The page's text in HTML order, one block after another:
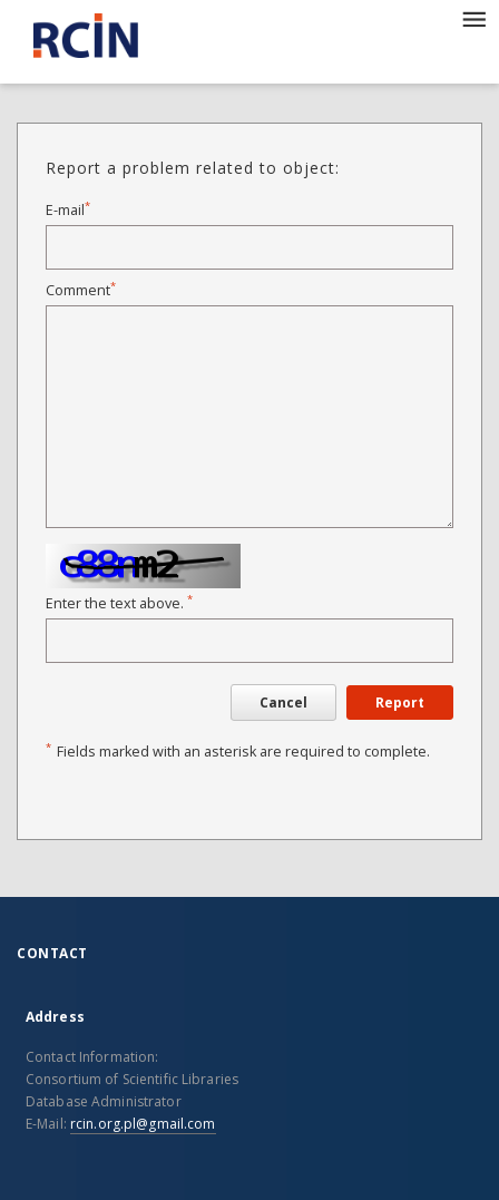
Report a problem related to object:
E-mail*
Comment*
Enter the text above. *
Cancel Report
* Fields marked with an asterisk are required to complete.
CONTACT
Address
Contact Information:
Consortium of Scientific Libraries
Database Administrator
E-Mail: rcin.org.pl@gmail.com